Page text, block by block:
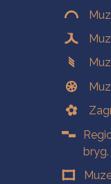
bryg.